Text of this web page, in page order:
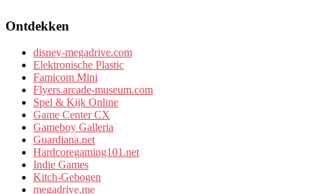
Ontdekken
disney-megadrive.com
Elektronische Plastic
Famicom Mini
Flyers.arcade-museum.com
Spel & Kijk Online
Game Center CX
Gameboy Galleria
Guardiana.net
Hardcoregaming101.net
Indie Games
Kitch-Gebogen
megadrive.me